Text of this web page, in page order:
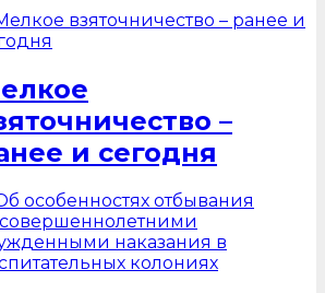
–
и сегодня